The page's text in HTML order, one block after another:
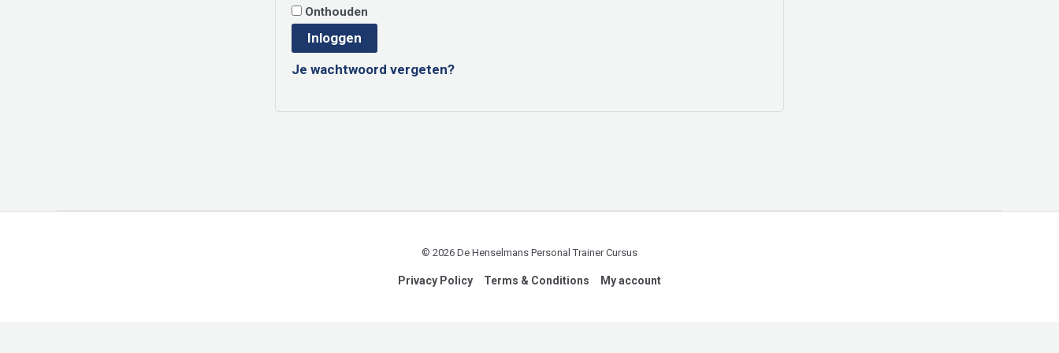
Onthouden
Inloggen
Je wachtwoord vergeten?
© 2026 De Henselmans Personal Trainer Cursus
Privacy Policy Terms & Conditions My account